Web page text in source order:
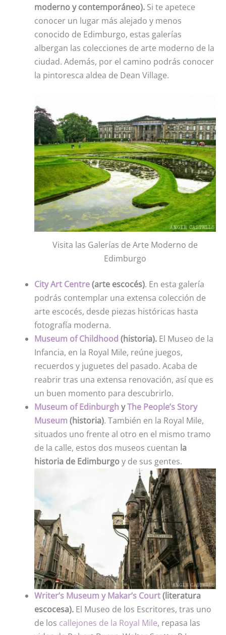
moderno y contemporáneo). Si te apetece
conocer un lugar más alejado y menos
conocido de Edimburgo, estas galerías
albergan las colecciones de arte moderno de la
ciudad. Además, por el camino podrás conocer
la pintoresca aldea de Dean Village.
Visita las Galerías de Arte Moderno de
Edimburgo
City Art Centre(arte escocés). En esta galería
podrás contemplar una extensa colección de
arte escocés, desde piezas históricas hasta
fotografía moderna.
Museum of Childhood (historia). El Museo de la
Infancia, en la Royal Mile, reúne juegos,
recuerdos y juguetes del pasado. Acaba de
reabrir tras una extensa renovación, así que es
un buen momento para descubrirlo.
Museum of Edinburgh yThe People’s Story
Museum (historia). También en la Royal Mile,
situados uno frente al otro en el mismo tramo
de la calle, estos dos museos cuentan la
historia de Edimburgoy de sus gentes.
Writer’s Museum y Makar’s Court(literatura
escocesa). El Museo de los Escritores, tras uno
de los callejones de la Royal Mile, repasa las